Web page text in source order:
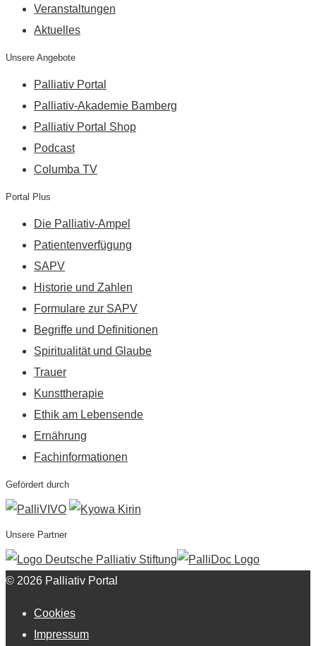
Veranstaltungen
Aktuelles
Unsere Angebote
Palliativ Portal
Palliativ-Akademie Bamberg
Palliativ Portal Shop
Podcast
Columba TV
Portal Plus
Die Palliativ-Ampel
Patientenverfügung
SAPV
Historie und Zahlen
Formulare zur SAPV
Begriffe und Definitionen
Spiritualität und Glaube
Trauer
Kunsttherapie
Ethik am Lebensende
Ernährung
Fachinformationen
Gefördert durch
Unsere Partner
© 2026 Palliativ Portal
Cookies
Impressum